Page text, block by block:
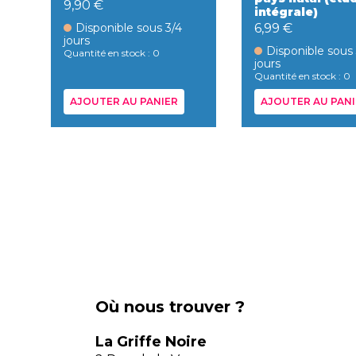
9,90 €
Disponible sous 3/4
jours
Quantité en stock : 0
AJOUTER AU PANIER
intégrale)
6,99 €
Disponible sous
jours
Quantité en stock : 0
AJOUTER AU
Où nous trouver ?
La Griffe Noire